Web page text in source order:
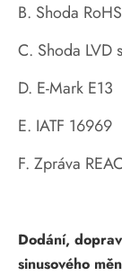
B. Shoda
C. Shoda LVD
D. E-Mark E13
E. IATF 16969
F. Zpráva
Dodání,
sinusového